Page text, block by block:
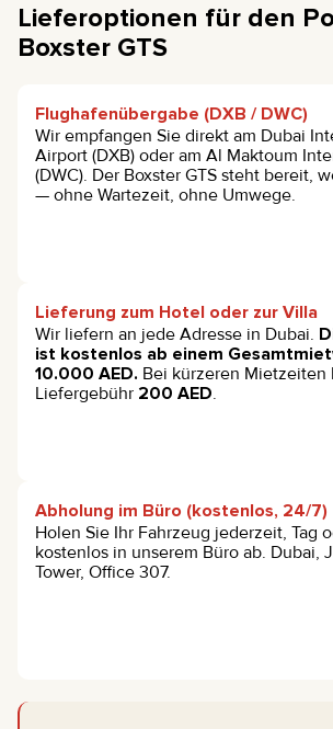
Lieferoptionen für den
Boxster GTS
Flughafenübergabe (DXB / DWC)
Wir empfangen Sie direkt am Dubai
Airport (DXB) oder am Al Maktoum
(DWC). Der Boxster GTS steht bereit,
— ohne Wartezeit, ohne Umwege.
Lieferung zum Hotel oder zur Villa
Wir liefern an jede Adresse in Dubai.
ist kostenlos ab einem
10.000 AED. Bei kürzeren Mietzeiten
Liefergebühr 200 AED.
Abholung im Büro (kostenlos, 24/7)
Holen Sie Ihr Fahrzeug jederzeit, Tag
kostenlos in unserem Büro ab. Dubai,
Tower, Office 307.